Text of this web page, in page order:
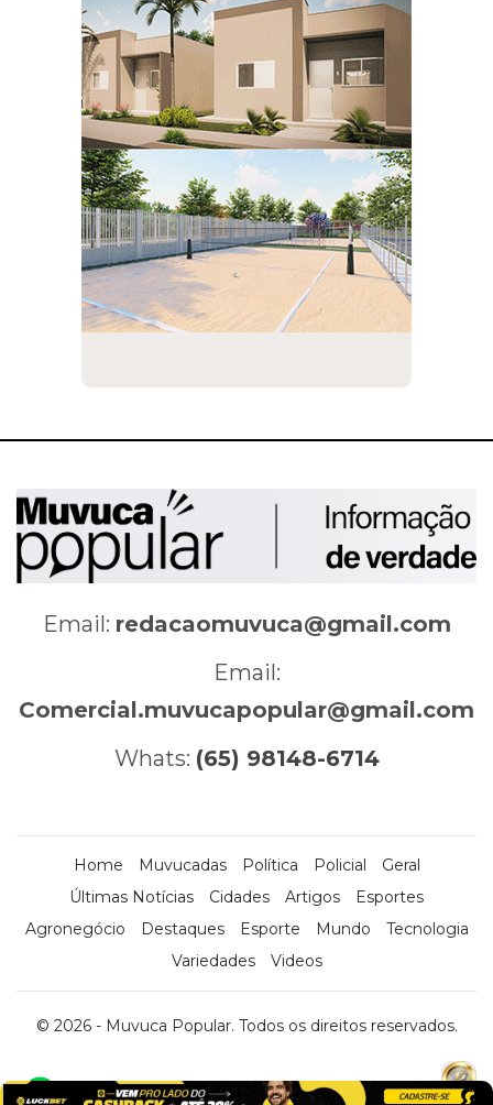
x
Email: redacaomuvuca@gmail.com
Email:
Comercial.muvucapopular@gmail.com
Whats: (65) 98148-6714
Home Muvucadas Política Policial
Geral
Últimas Notícias
Cidades Artigos
Esportes
Agronegócio
Destaques Esporte Mundo
Tecnologia
Variedades
Videos
© 2026 - Muvuca Popular. Todos os direitos reservados.